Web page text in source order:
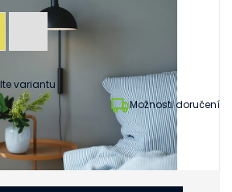
Možnosti doručení
variantu